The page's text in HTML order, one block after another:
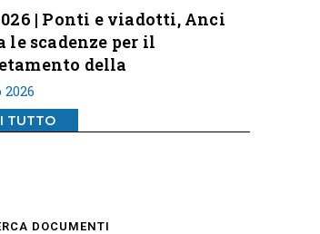
| Ponti e viadotti, Anci
le scadenze per il
della
del rischio
TUTTO
DOCUMENTI